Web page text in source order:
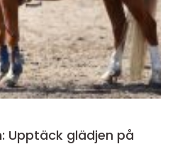
Upptäck glädjen på